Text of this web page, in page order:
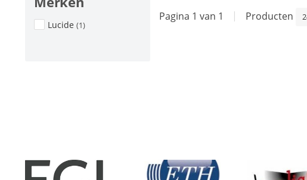
Lucide (1)
Pagina 1 van 1 | Producten